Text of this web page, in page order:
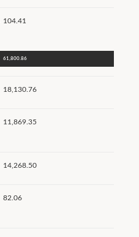
104.41
61,800.86
18,130.76
11,869.35
14,268.50
82.06